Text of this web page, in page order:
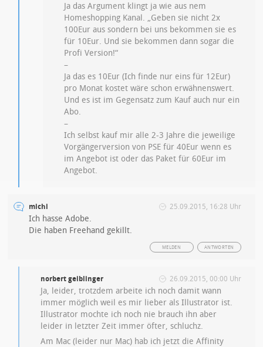
Ja das Argument klingt ja wie aus nem
Homeshopping Kanal. „Geben sie nicht 2x
100Eur aus sondern bei uns bekommen sie es
für 10Eur. Und sie bekommen dann sogar die
Profi Version!“
–
Ja das es 10Eur (Ich finde nur eins für 12Eur)
pro Monat kostet wäre schon erwähnenswert.
Und es ist im Gegensatz zum Kauf auch nur ein
Abo.
–
Ich selbst kauf mir alle 2-3 Jahre die jeweilige
Vorgängerversion von PSE für 40Eur wenn es
im Angebot ist oder das Paket für 60Eur im
Angebot.
michi 25.09.2015, 16:28 Uhr
Ich hasse Adobe.
Die haben Freehand gekillt.
ANTWORTEN
MELDEN
norbert geiblinger 26.09.2015, 00:00 Uhr
Ja, leider, trotzdem arbeite ich noch damit wann
immer möglich weil es mir lieber als Illustrator ist.
Illustrator mochte ich noch nie brauch ihn aber
leider in letzter Zeit immer öfter, schluchz.
Am Mac (leider nur Mac) hab ich jetzt die Affinity